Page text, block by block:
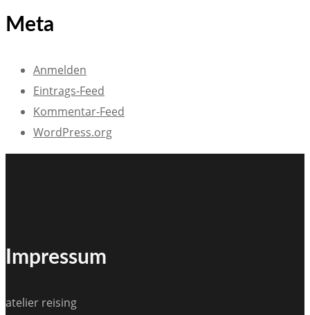
Meta
Anmelden
Eintrags-Feed
Kommentar-Feed
WordPress.org
Impressum
atelier reising